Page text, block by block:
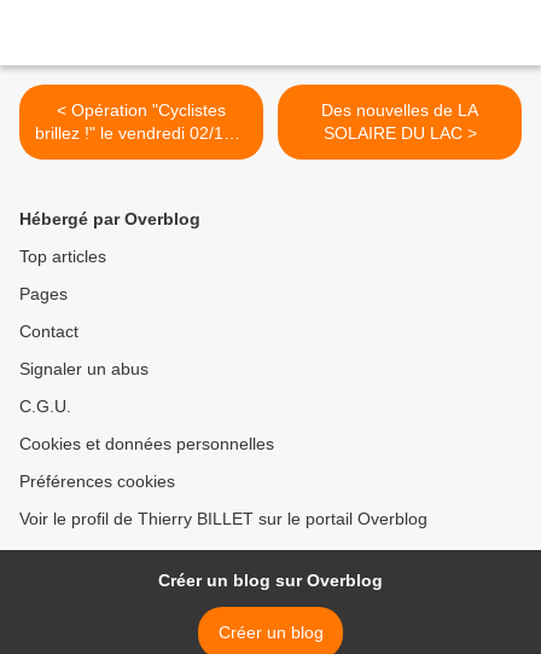
< Opération "Cyclistes
brillez !" le vendredi 02/11 à
Annecy
Des nouvelles de LA
SOLAIRE DU LAC >
Hébergé par Overblog
Top articles
Pages
Contact
Signaler un abus
C.G.U.
Cookies et données personnelles
Préférences cookies
Voir le profil de Thierry BILLET sur le portail Overblog
Créer un blog sur Overblog
Créer un blog